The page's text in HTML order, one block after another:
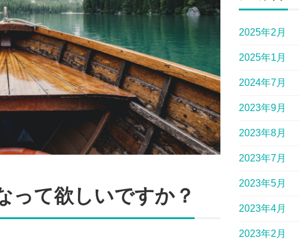
って欲しいですか？
2025年2月
2025年1月
2024年7月
2023年9月
2023年8月
2023年7月
2023年5月
2023年4月
2023年2月